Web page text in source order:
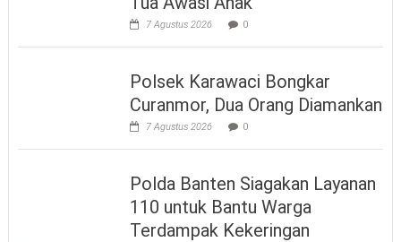
7 Agustus 2026 0
Polsek Karawaci Bongkar
Curanmor, Dua Orang Diamankan
7 Agustus 2026 0
Polda Banten Siagakan Layanan
110 untuk Bantu Warga
Terdampak Kekeringan